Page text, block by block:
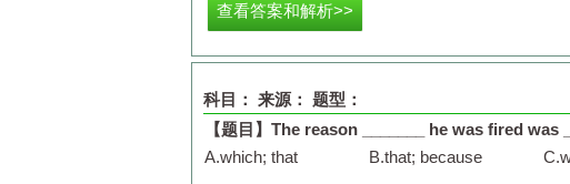
查看答案和解析>>
科目： 来源： 题型：
【题目】 The reason _______ he was fired
A.which; that B.that; because C.